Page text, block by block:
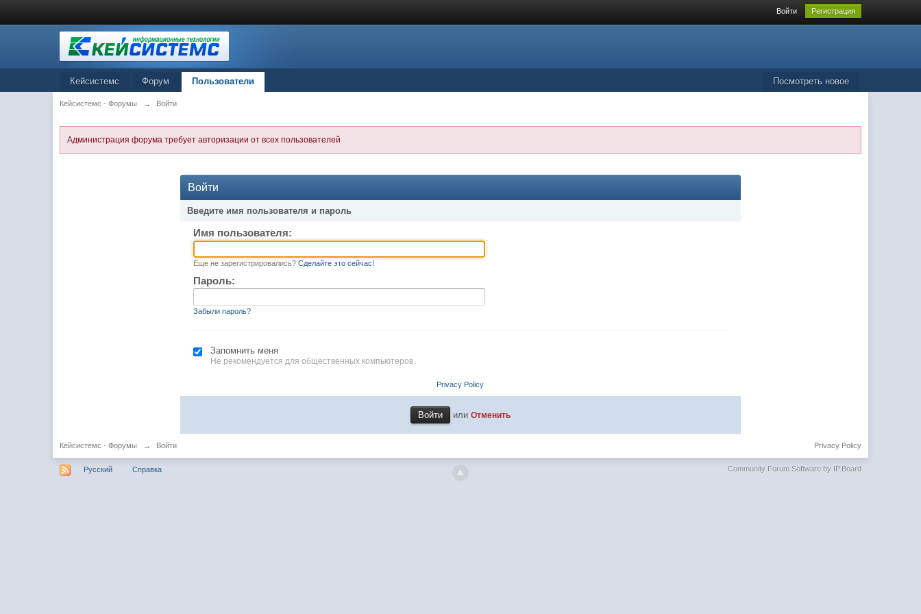
Войти Регистрация
Посмотреть новое
Кейсистемс Форум Пользователи
Кейсистемс - Форумы → Войти
Администрация форума требует авторизации от всех пользователей
Войти
Введите имя пользователя и пароль
Имя пользователя:
Еще не зарегистрировались? Сделайте это сейчас!
Пароль:
Забыли пароль?
Запомнить меня
Не рекомендуется для общественных компьютеров.
Privacy Policy
или Отменить
Кейсистемс - Форумы → Войти Privacy Policy
Русский Справка Community Forum Software by IP.Board